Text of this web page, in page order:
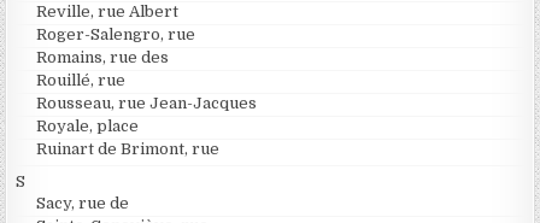
Reville, rue Albert
Roger-Salengro, rue
Romains, rue des
Rouillé, rue
Rousseau, rue Jean-Jacques
Royale, place
Ruinart de Brimont, rue
S
Sacy, rue de